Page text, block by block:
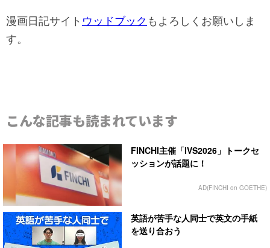
漫画日記サイト ウッドブック もよろしくお願いしま
す。
こんな記事も読まれています
FINCHI主催「IVS2026」トークセ
ッションが話題に！
AD(FINCHI on GOETHE)
英語が苦手な人同士で英文の手紙
を送り合おう